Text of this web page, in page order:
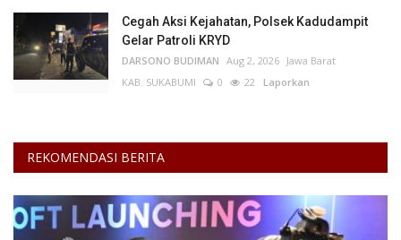
Cegah Aksi Kejahatan, Polsek Kadudampit
Gelar Patroli KRYD
DARSONO BUDIMAN Aug 2, 2026 Jawa Barat
KAB. SUKABUMI
0 22 Laporkan
REKOMENDASI BERITA